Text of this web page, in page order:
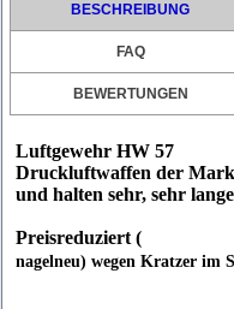
BESCHREIBUNG
FAQ
BEWERTUNGEN
Luftgewehr HW 57
Druckluftwaffen der
und halten sehr, sehr lange
Preisreduziert (
nagelneu) wegen Kratzer im